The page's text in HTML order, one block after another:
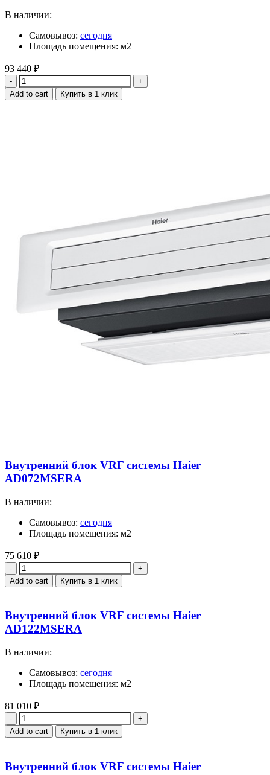
В наличии:
Самовывоз: сегодня
Площадь помещения: м2
93 440 ₽
Quantity
Add to cart Купить в 1 клик
Внутренний блок VRF системы Haier
AD072MSERA
В наличии:
Самовывоз: сегодня
Площадь помещения: м2
75 610 ₽
Quantity
Add to cart Купить в 1 клик
Внутренний блок VRF системы Haier
AD122MSERA
В наличии:
Самовывоз: сегодня
Площадь помещения: м2
81 010 ₽
Quantity
Add to cart Купить в 1 клик
Внутренний блок VRF системы Haier